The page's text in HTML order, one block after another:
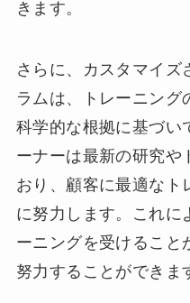
きます。
さらに、カスタマイズ
ラムは、トレーニング
科学的な根拠に基づい
ーナーは最新の研究や
おり、顧客に最適なト
に努力します。これに
ーニングを受けること
努力することができま